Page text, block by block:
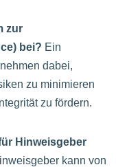
zur
bei? Ein
dabei,
zu minimieren
zu fördern.
Hinweisgeber
kann von